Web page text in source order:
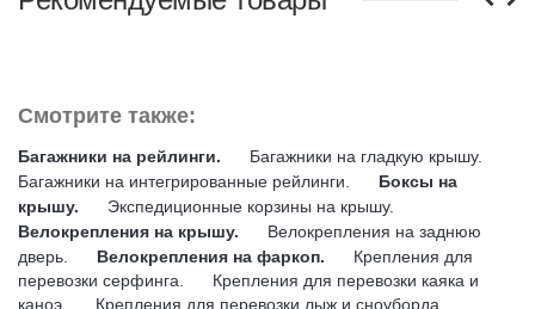
Смотрите также:
Багажники на рейлинги.
Багажники на гладкую крышу.
Багажники на интегрированные рейлинги.
Боксы на
крышу.
Экспедиционные корзины на крышу.
Велокрепления на крышу.
Велокрепления на заднюю
дверь.
Велокрепления на фаркоп.
Крепления для
перевозки серфинга.
Крепления для перевозки каяка и
каноэ.
Крепления для перевозки лыж и сноуборда.